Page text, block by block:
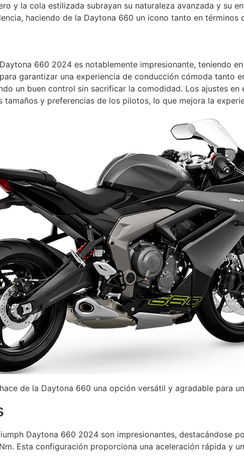
y la cola estilizada subrayan su naturaleza avanzada y su
haciendo de la Daytona 660 un icono tanto en términos
660 2024 es notablemente impresionante, teniendo
garantizar una experiencia de conducción cómoda tanto
un buen control sin sacrificar la comodidad. Los ajustes
tamaños y preferencias de los pilotos, lo que mejora la
de la Daytona 660 una opción versátil y agradable para
Daytona 660 2024 son impresionantes, destacándose
Esta configuración proporciona una aceleración rápida y